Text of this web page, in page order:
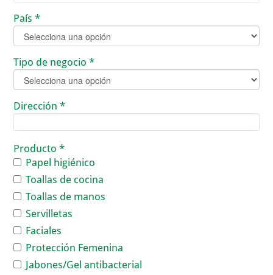
País *
Tipo de negocio *
Dirección *
Producto *
Papel higiénico
Toallas de cocina
Toallas de manos
Servilletas
Faciales
Protección Femenina
Jabones/Gel antibacterial